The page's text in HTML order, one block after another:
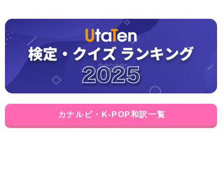
カナルビ・K-POP和訳一覧